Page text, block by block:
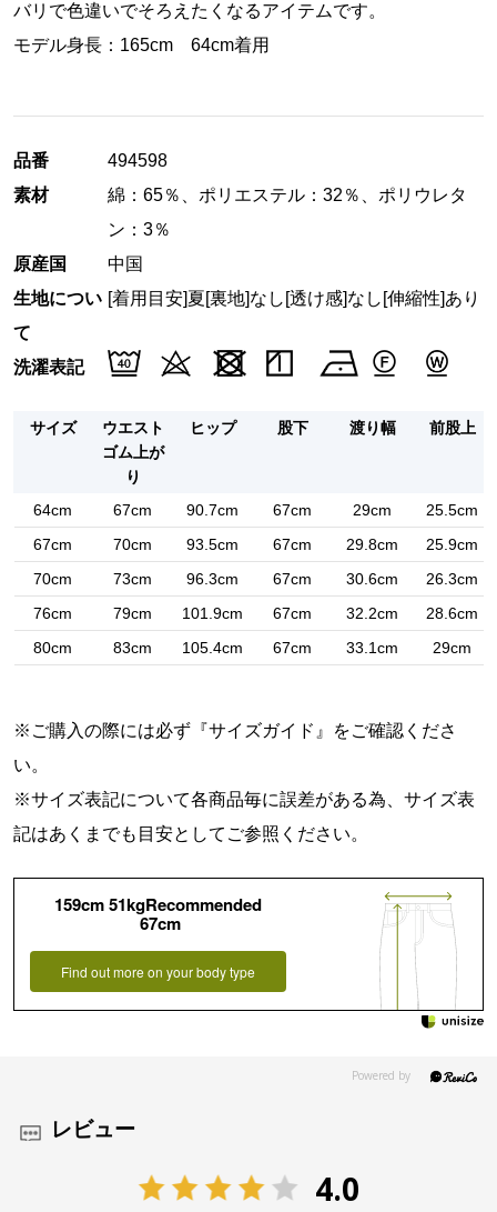
バリで色違いでそろえたくなるアイテムです。
モデル身長：165cm 64cm着用
品番
494598
素材
綿：65％、ポリエステル：32％、ポリウレタ
ン：3％
原産国
中国
生地につい
て
[着用目安]夏[裏地]なし [透け感]なし [伸縮性]あり
洗濯表記
サイズ
ウエスト
ゴム上が
り
ヒップ 股下 渡り幅 前股上
64cm 67cm 90.7cm 67cm 29cm
25.5cm
67cm
70cm 93.5cm 67cm 29.8cm
25.9cm
70cm
73cm 96.3cm 67cm 30.6cm
26.3cm
76cm
79cm 101.9cm 67cm 32.2cm
28.6cm
80cm
83cm 105.4cm 67cm 33.1cm 29cm
※ご購入の際には必ず『サイズガイド 』をご確認くださ
い。
※サイズ表記について各商品毎に誤差がある為、サイズ表
記はあくまでも目安としてご参照ください。
159cm 51kgRecommended
67cm
Find out more on your body type
レビュー
4.0